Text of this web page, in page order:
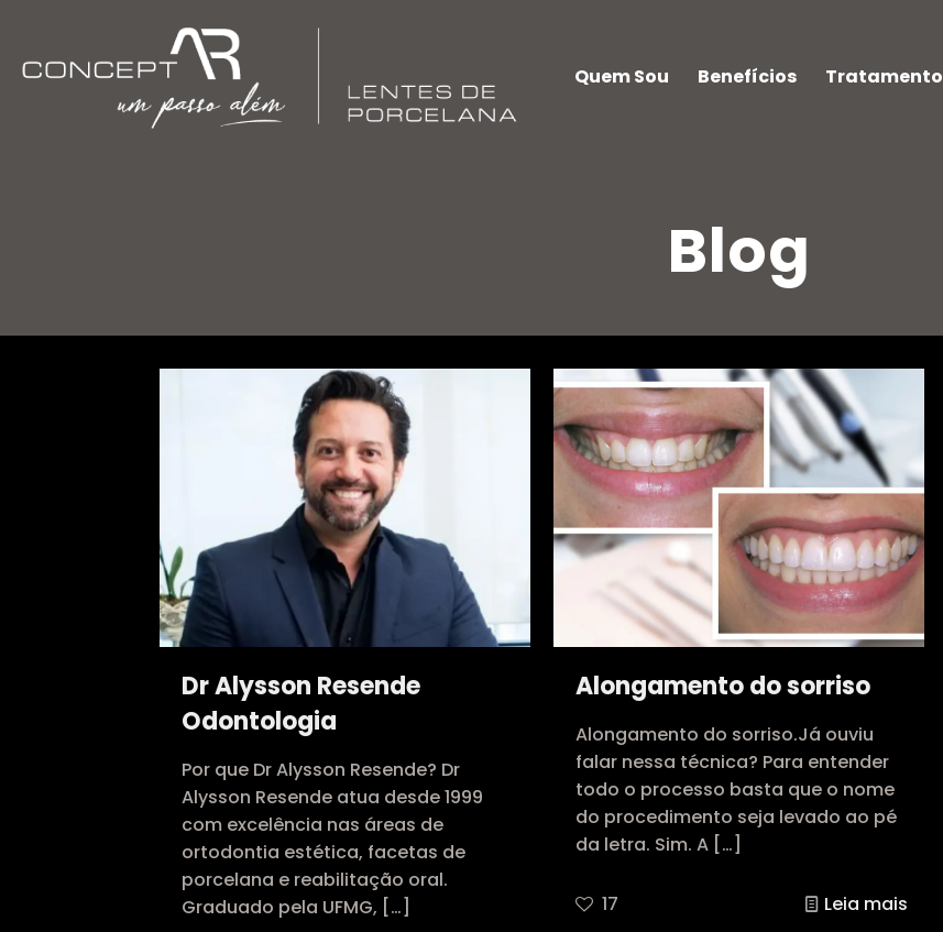
Quem Sou Benefícios Tratamento
Blog
Dr Alysson Resende
Odontologia
Por que Dr Alysson Resende? Dr
Alysson Resende atua desde 1999
com excelência nas áreas de
ortodontia estética, facetas de
porcelana e reabilitação oral.
Graduado pela UFMG, […]
Alongamento do sorriso
Alongamento do sorriso.Já ouviu
falar nessa técnica? Para entender
todo o processo basta que o nome
do procedimento seja levado ao pé
da letra. Sim. A […]
17 Leia mais